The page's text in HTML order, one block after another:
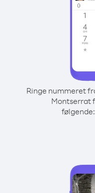
Ringe nummeret
Montserrat
følgende: